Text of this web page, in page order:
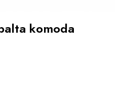
komoda